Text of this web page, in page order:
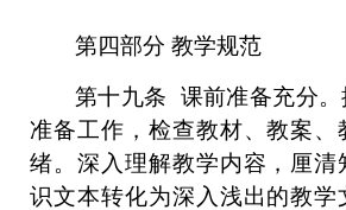
第四部分 教学规范
第十九条
课前准备充分
准备工作，检查教材、教案、
绪。 深入理解教学内容，厘清
识文本转化为深入浅出的教学